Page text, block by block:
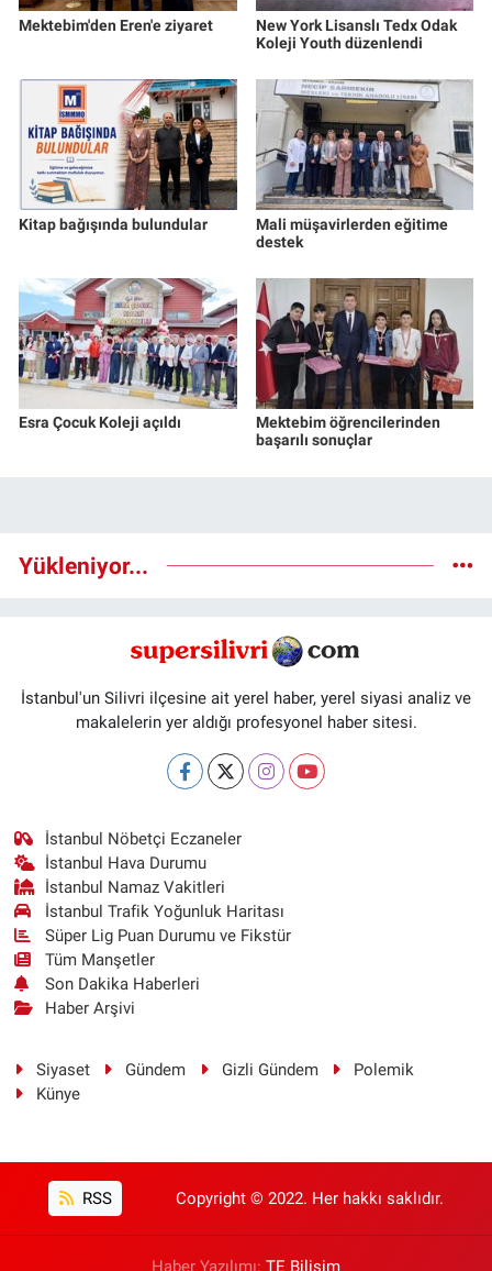
Mektebim'den Eren'e ziyaret
New York Lisanslı Tedx Odak
Koleji Youth düzenlendi
Kitap bağışında bulundular
Mali müşavirlerden eğitime
destek
Esra Çocuk Koleji açıldı
Mektebim öğrencilerinden
başarılı sonuçlar
Yükleniyor...
İstanbul'un Silivri ilçesine ait yerel haber, yerel siyasi analiz ve
makalelerin yer aldığı profesyonel haber sitesi.
İstanbul Nöbetçi Eczaneler
İstanbul Hava Durumu
İstanbul Namaz Vakitleri
İstanbul Trafik Yoğunluk Haritası
Süper Lig Puan Durumu ve Fikstür
Tüm Manşetler
Son Dakika Haberleri
Haber Arşivi
Siyaset Gündem Gizli Gündem
Polemik
Künye
RSS Copyright © 2022. Her hakkı saklıdır.
Haber Yazılımı: TE Bilişim